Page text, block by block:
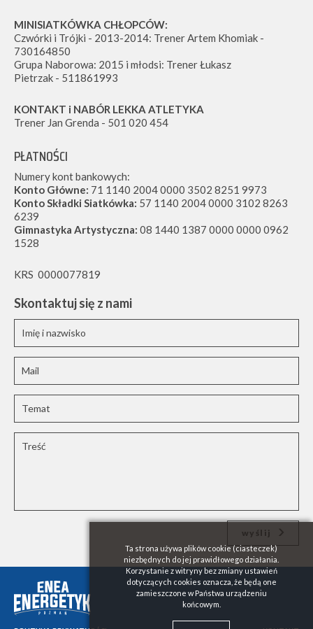
MINISIATKÓWKA CHŁOPCÓW:
Czwórki i Trójki - 2013-2014: Trener Artem Khomiak -
730164850
Grupa Naborowa: 2015 i młodsi: Trener Łukasz
Pietrzak - 511861993
KONTAKT i NABÓR LEKKA ATLETYKA
Trener Jan Grenda - 501 020 454
PŁATNOŚCI
Numery kont bankowych:
Konto Główne: 71 1140 2004 0000 3502 8251 9973
Konto Składki Siatkówka: 57 1140 2004 0000 3102 8263
6239
Gimnastyka Artystyczna: 08 1440 1387 0000 0000 0962
1528
KRS 0000077819
Skontaktuj się z nami
wyślij
Ta strona używa plików cookie (ciasteczek)
niezbędnych do jej prawidłowego działania.
Korzystanie z witryny bez zmiany ustawień
dotyczących cookies oznacza, że będą one
zamieszczone w Państwa urządzeniu
końcowym.